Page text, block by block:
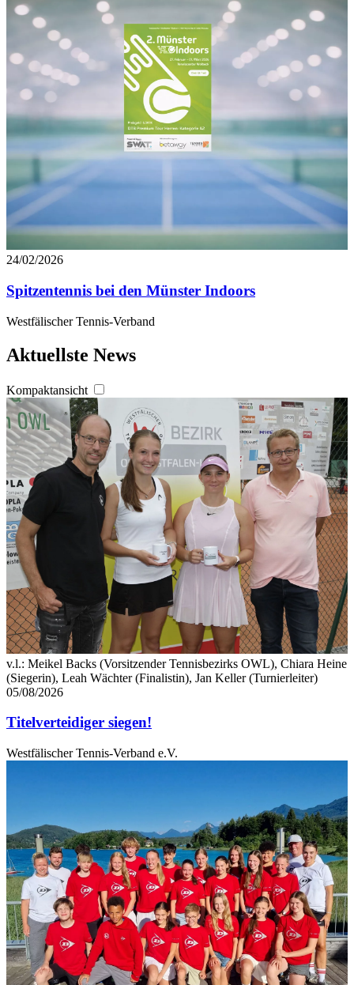
24/02/2026
Spitzentennis bei den Münster Indoors
Westfälischer Tennis-Verband
Aktuellste News
Kompaktansicht
v.l.: Meikel Backs (Vorsitzender Tennisbezirks OWL), Chiara Heine
(Siegerin), Leah Wächter (Finalistin), Jan Keller (Turnierleiter)
05/08/2026
Titelverteidiger siegen!
Westfälischer Tennis-Verband e.V.